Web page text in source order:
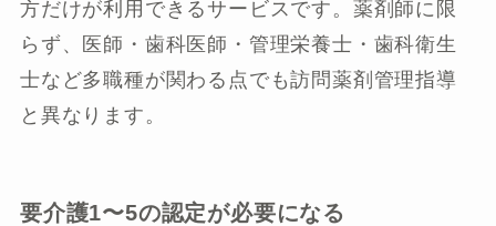
方だけが利用できるサービスです。薬剤師に限
らず、医師・歯科医師・管理栄養士・歯科衛生
士など多職種が関わる点でも訪問薬剤管理指導
と異なります。
要介護1〜5の認定が必要になる